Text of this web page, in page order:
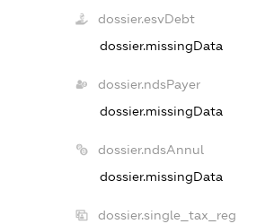
dossier.esvDebt
dossier.missingData
dossier.ndsPayer
dossier.missingData
dossier.ndsAnnul
dossier.missingData
dossier.single_tax_reg